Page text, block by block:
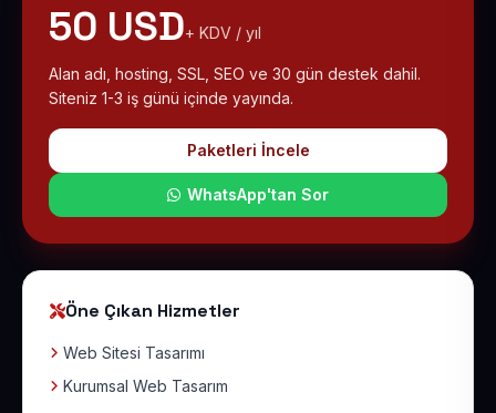
50 USD+ KDV / yıl
Alan adı, hosting, SSL, SEO ve 30 gün destek dahil.
Siteniz 1-3 iş günü içinde yayında.
Paketleri İncele
WhatsApp'tan Sor
Öne Çıkan Hizmetler
Web Sitesi Tasarımı
Kurumsal Web Tasarım